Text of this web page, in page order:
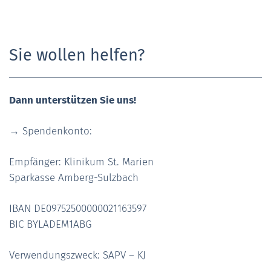
Sie wollen helfen?
Dann unterstützen Sie uns!
→ Spendenkonto:
Empfänger: Klinikum St. Marien
Sparkasse Amberg-Sulzbach
IBAN DE09752500000021163597
BIC BYLADEM1ABG
Verwendungszweck: SAPV – KJ